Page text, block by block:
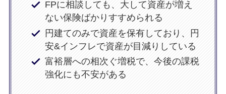
FPに相談しても、大して資産が増え
ない保険ばかりすすめられる
円建てのみで資産を保有しており、円
安&インフレで資産が目減りしている
富裕層への相次ぐ増税で、今後の課税
強化にも不安がある